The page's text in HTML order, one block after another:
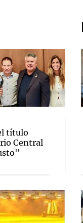
título
Central